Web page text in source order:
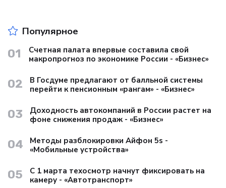
Популярное
01
Счетная палата впервые составила свой
макропрогноз по экономике России - «Бизнес»
02
В Госдуме предлагают от балльной системы
перейти к пенсионным «рангам» - «Бизнес»
03
Доходность автокомпаний в России растет на
фоне снижения продаж - «Бизнес»
04
Методы разблокировки Айфон 5s -
«Мобильные устройства»
05
С 1 марта техосмотр начнут фиксировать на
камеру - «Автотранспорт»